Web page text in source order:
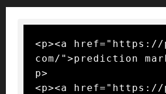
<p><a href="https://
com/">prediction
p>
<p><a href="https://